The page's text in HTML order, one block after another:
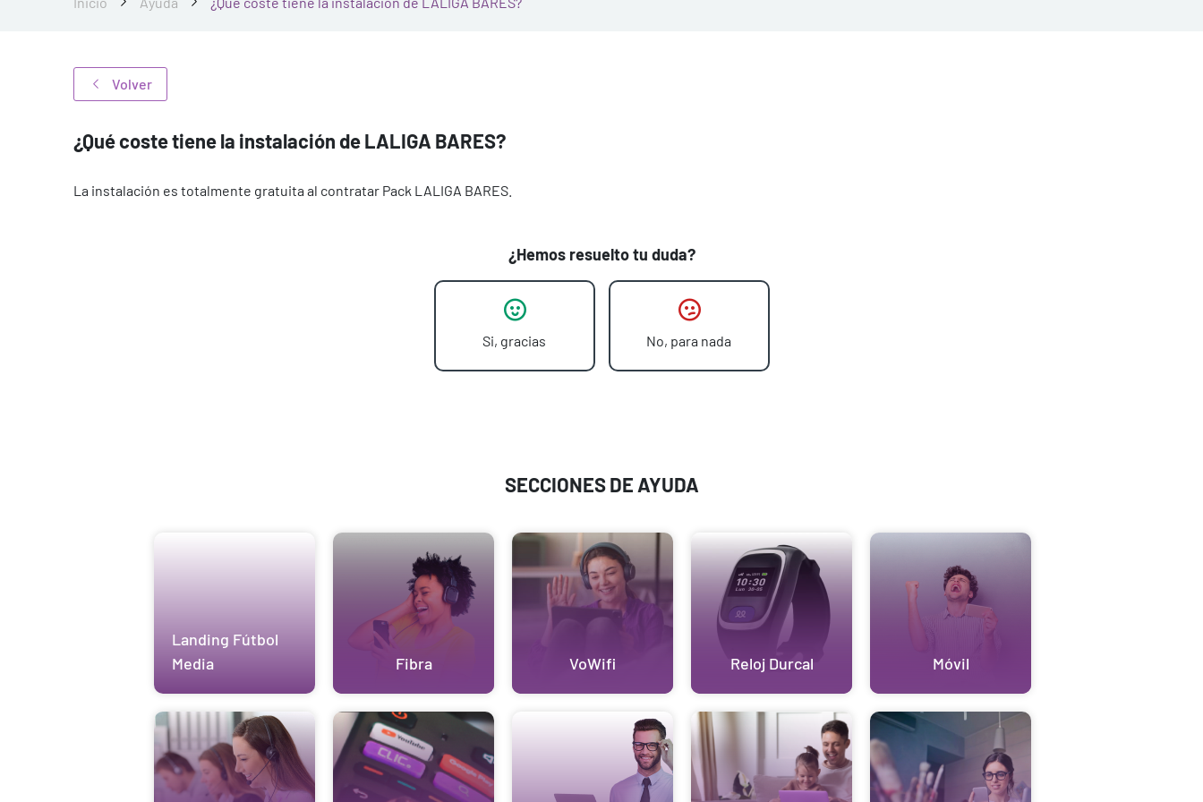
Volver
¿Qué coste tiene la instalación de LALIGA BARES?
La instalación es totalmente gratuita al contratar Pack LALIGA BARES.
¿Hemos resuelto tu duda?
Si, gracias No, para nada
SECCIONES DE AYUDA
Landing Fútbol
Media
Fibra VoWifi Reloj Durcal Móvil